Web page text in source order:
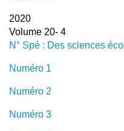
2020
Volume 20- 4
N° Spé : Des sciences
Numéro 1
Numéro 2
Numéro 3